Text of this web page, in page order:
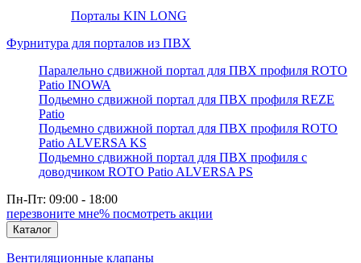
Порталы KIN LONG
Фурнитура для порталов из ПВХ
Паралельно сдвижной портал для ПВХ профиля ROTO
Patio INOWA
Подьемно сдвижной портал для ПВХ профиля REZE
Patio
Подьемно сдвижной портал для ПВХ профиля ROTO
Patio ALVERSA KS
Подьемно сдвижной портал для ПВХ профиля с
доводчиком ROTO Patio ALVERSA PS
Пн-Пт: 09:00 - 18:00
перезвоните мне% посмотреть акции
Каталог
Вентиляционные клапаны